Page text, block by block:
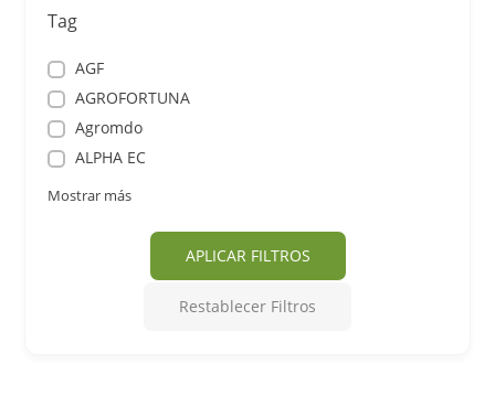
Tag
AGF
AGROFORTUNA
Agromdo
ALPHA EC
Mostrar más
APLICAR FILTROS
Restablecer Filtros